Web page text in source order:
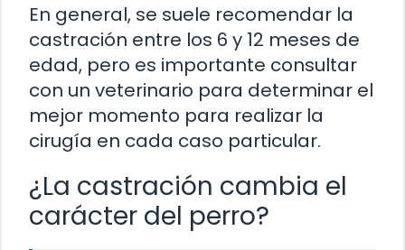
En general, se suele recomendar la
castración entre los 6 y 12 meses de
edad, pero es importante consultar
con un veterinario para determinar el
mejor momento para realizar la
cirugía en cada caso particular.
¿La castración cambia el
carácter del perro?